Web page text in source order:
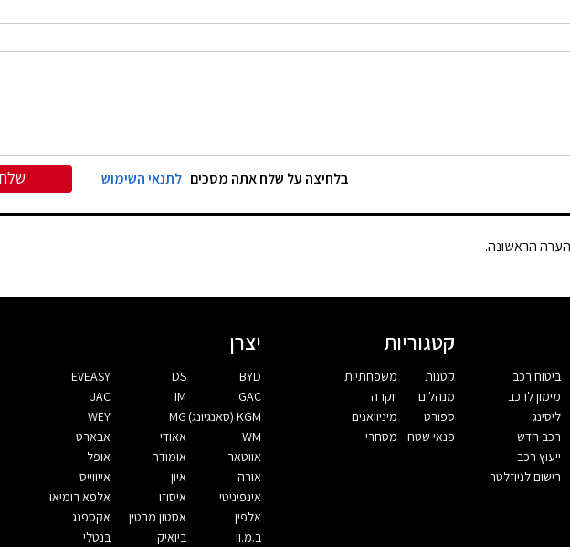
בלחיצה על שלח אתה מסכים לתנאי השימוש
הראשונה.
ביטוח רכב
מימון לרכב
ליסינג
רכב חדש
ייעוץ רכב
רישום לניוזלטר
קטגוריות
קטנות
מנהלים
ספורט
פנאי שטח
משפחתיות
יוקרה
מיניוואנים
מסחרי
יצרן
BYD
DS
EVEASY
GAC
IM
JAC
KGM (סאנגיונג)
MG
WEY
WM
אאודי
אבארט
אווטאר
אומודה
אופל
אורה
איון
אייווייס
אינפיניטי
איסוזו
אלפא רומיאו
אלפין
אסטון מרטין
אקספנג
ב.מ.וו
ביואיק
בנטלי